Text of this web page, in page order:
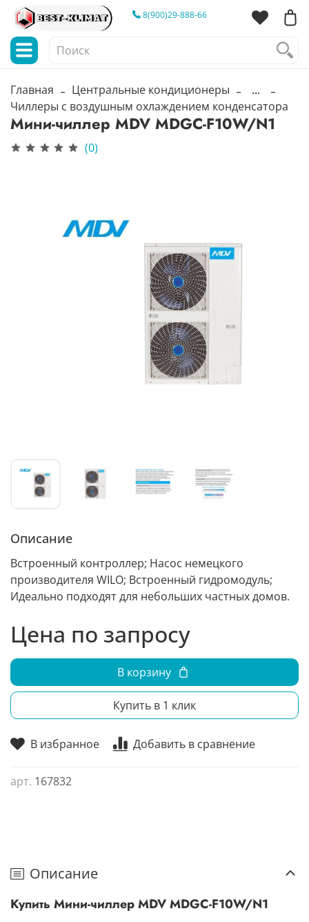
8(900)29-888-66
Главная Центральные кондиционеры
...
Чиллеры с воздушным охлаждением конденсатора
Мини-чиллер MDV MDGC-F10W/N1
(0)
В избранное Добавить в сравнение
арт. 167832
Описание
Встроенный контроллер; Насос немецкого
производителя WILO; Встроенный гидромодуль;
Идеально подходят для небольших частных домов.
Цена по запросу
В корзину
Купить в 1 клик
Описание
Купить Мини-чиллер MDV MDGC-F10W/N1